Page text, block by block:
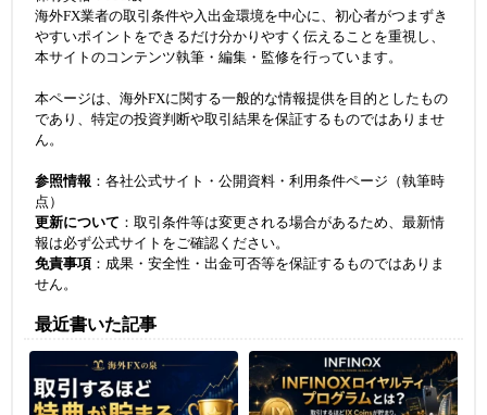
海外FX業者の取引条件や入出金環境を中心に、初心者がつまずき
やすいポイントをできるだけ分かりやすく伝えることを重視し、
本サイトのコンテンツ執筆・編集・監修を行っています。
本ページは、海外FXに関する一般的な情報提供を目的としたもの
であり、特定の投資判断や取引結果を保証するものではありませ
ん。
参照情報 ：各社公式サイト・公開資料・利用条件ページ（執筆時
点）
更新について ：取引条件等は変更される場合があるため、最新情
報は必ず公式サイトをご確認ください。
免責事項 ：成果・安全性・出金可否等を保証するものではありま
せん。
最近書いた記事